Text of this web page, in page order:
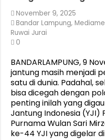
November 9, 2025
Bandar Lampung,
Ruwai Jurai
0
BANDARLAMPUNG, 9
jantung masih menjadi
satu di dunia. Padahal,
bisa dicegah dengan
penting inilah yang
Jantung Indonesia (YJI)
Purnama Wulan Sari
ke-44 YJI yang digelar